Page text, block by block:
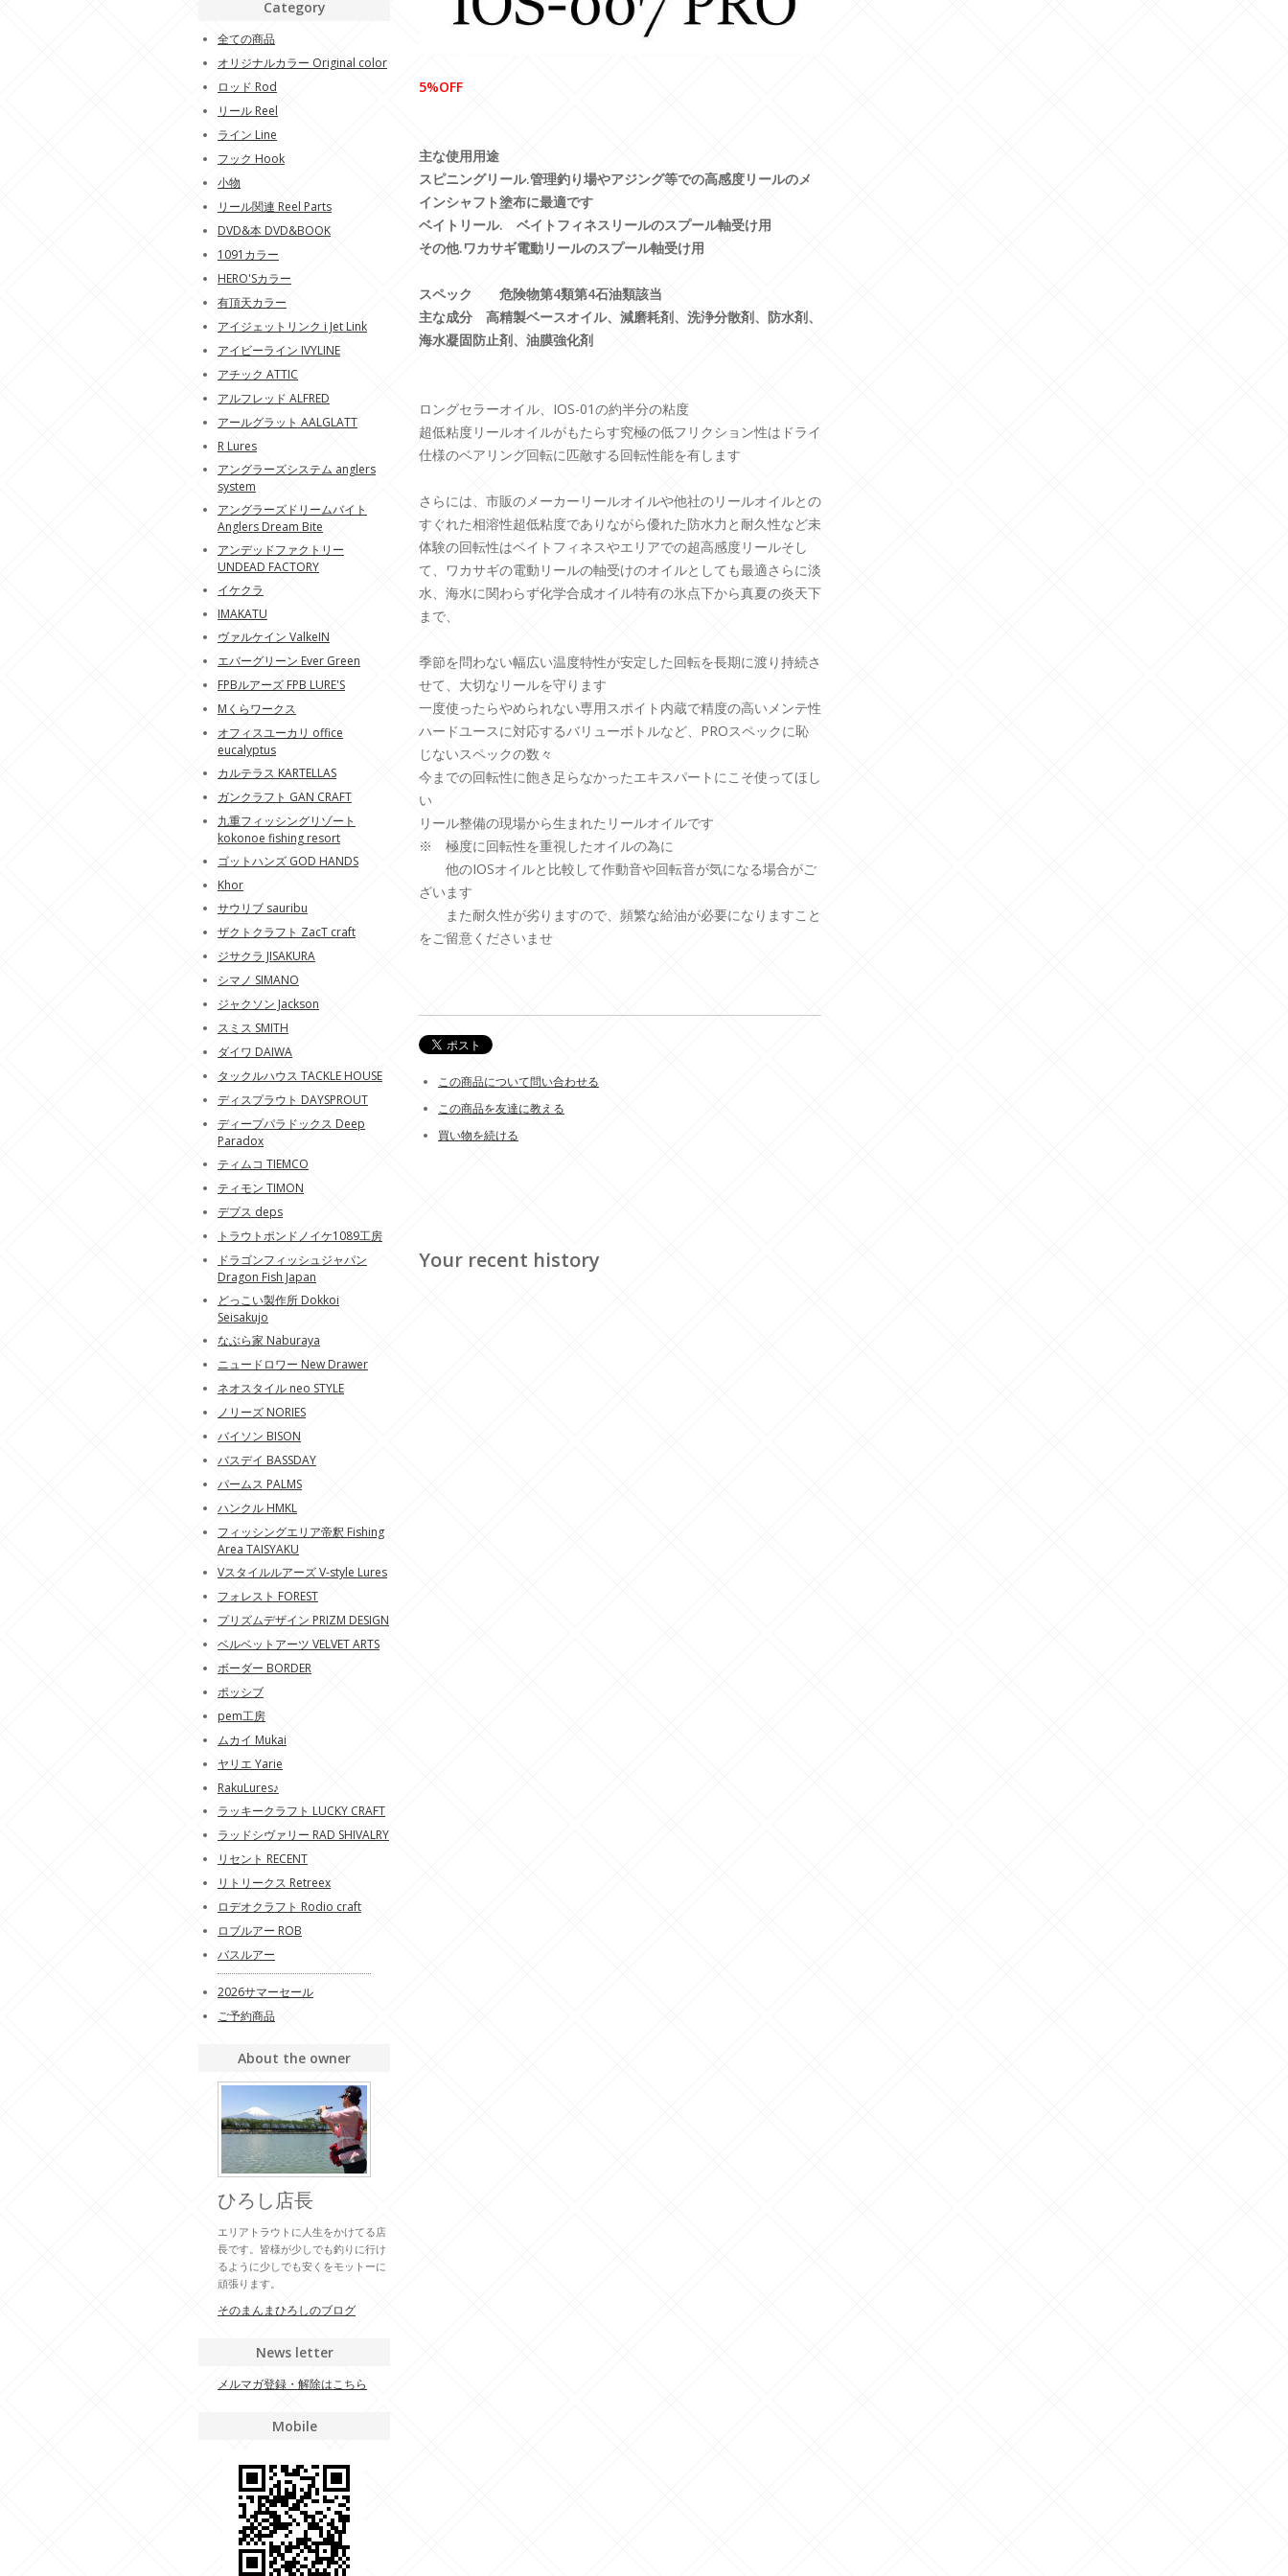
5%OFF
主な使用用途
スピニングリール.管理釣り場やアジング等での高感度リールのメ
インシャフト塗布に最適です
ベイトリール. ベイトフィネスリールのスプール軸受け用
その他.ワカサギ電動リールのスプール軸受け用
スペック 危険物第4類第4石油類該当
主な成分 高精製ベースオイル、減磨耗剤、洗浄分散剤、防水剤、
海水凝固防止剤、油膜強化剤
ロングセラーオイル、IOS-01の約半分の粘度
超低粘度リールオイルがもたらす究極の低フリクション性はドライ
仕様のベアリング回転に匹敵する回転性能を有します
さらには、市販のメーカーリールオイルや他社のリールオイルとの
すぐれた相溶性超低粘度でありながら優れた防水力と耐久性など未
体験の回転性はベイトフィネスやエリアでの超高感度リールそし
て、ワカサギの電動リールの軸受けのオイルとしても最適さらに淡
水、海水に関わらず化学合成オイル特有の氷点下から真夏の炎天下
まで、
季節を問わない幅広い温度特性が安定した回転を長期に渡り持続さ
せて、大切なリールを守ります
一度使ったらやめられない専用スポイト内蔵で精度の高いメンテ性
ハードユースに対応するバリューボトルなど、PROスペックに恥
じないスペックの数々
今までの回転性に飽き足らなかったエキスパートにこそ使ってほし
い
リール整備の現場から生まれたリールオイルです
※ 極度に回転性を重視したオイルの為に
他のIOSオイルと比較して作動音や回転音が気になる場合がご
ざいます
また耐久性が劣りますので、頻繁な給油が必要になりますこと
をご留意くださいませ
この商品について問い合わせる
この商品を友達に教える
買い物を続ける
Your recent history
Category
全ての商品
オリジナルカラー Original color
ロッド Rod
リール Reel
ライン Line
フック Hook
小物
リール関連 Reel Parts
DVD&本 DVD&BOOK
1091カラー
HERO'Sカラー
有頂天カラー
アイジェットリンク i Jet Link
アイビーライン IVYLINE
アチック ATTIC
アルフレッド ALFRED
アールグラット AALGLATT
R Lures
アングラーズシステム anglers
system
アングラーズドリームバイト
Anglers Dream Bite
アンデッドファクトリー
UNDEAD FACTORY
イケクラ
IMAKATU
ヴァルケイン ValkeIN
エバーグリーン Ever Green
FPBルアーズ FPB LURE'S
Mくらワークス
オフィスユーカリ office
eucalyptus
カルテラス KARTELLAS
ガンクラフト GAN CRAFT
九重フィッシングリゾート
kokonoe fishing resort
ゴットハンズ GOD HANDS
Khor
サウリブ sauribu
ザクトクラフト ZacT craft
ジサクラ JISAKURA
シマノ SIMANO
ジャクソン Jackson
スミス SMITH
ダイワ DAIWA
タックルハウス TACKLE HOUSE
ディスプラウト DAYSPROUT
ディープパラドックス Deep
Paradox
ティムコ TIEMCO
ティモン TIMON
デプス deps
トラウトポンドノイケ1089工房
ドラゴンフィッシュジャパン
Dragon Fish Japan
どっこい製作所 Dokkoi
Seisakujo
なぶら家 Naburaya
ニュードロワー New Drawer
ネオスタイル neo STYLE
ノリーズ NORIES
バイソン BISON
バスデイ BASSDAY
パームス PALMS
ハンクル HMKL
フィッシングエリア帝釈 Fishing
Area TAISYAKU
Vスタイルルアーズ V-style Lures
フォレスト FOREST
プリズムデザイン PRIZM DESIGN
ベルベットアーツ VELVET ARTS
ボーダー BORDER
ポッシブ
pem工房
ムカイ Mukai
ヤリエ Yarie
RakuLures♪
ラッキークラフト LUCKY CRAFT
ラッドシヴァリー RAD SHIVALRY
リセント RECENT
リトリークス Retreex
ロデオクラフト Rodio craft
ロブルアー ROB
バスルアー
2026サマーセール
ご予約商品
About the owner
ひろし店長
エリアトラウトに人生をかけてる店
長です。皆様が少しでも釣りに行け
るように少しでも安くをモットーに
頑張ります。
そのまんまひろしのブログ
News letter
メルマガ登録・解除はこちら
Mobile